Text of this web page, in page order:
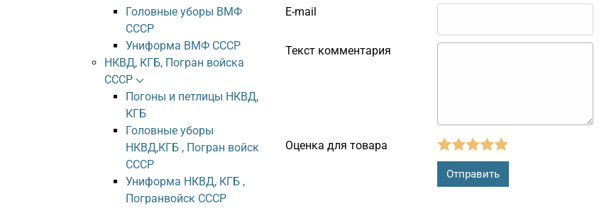
Головные уборы ВМФ
СССР
Униформа ВМФ СССР
НКВД, КГБ, Погран войска
СССР
Погоны и петлицы НКВД,
КГБ
Головные уборы
НКВД,КГБ , Погран войск
СССР
Униформа НКВД, КГБ ,
Погранвойск СССР
E-mail
Текст комментария
Оценка для товара